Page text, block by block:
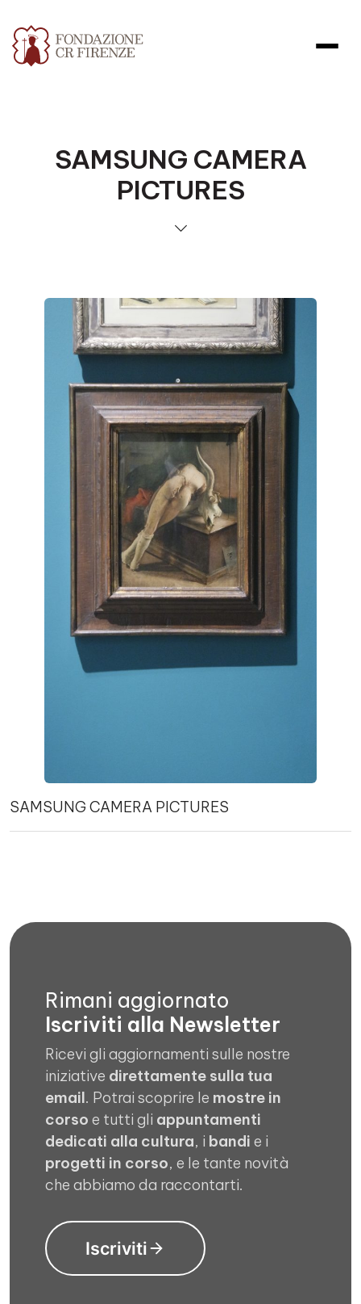
SAMSUNG CAMERA
PICTURES
SAMSUNG CAMERA PICTURES
Rimani aggiornato
Iscriviti alla Newsletter
Ricevi gli aggiornamenti sulle nostre
iniziative direttamente sulla tua
email. Potrai scoprire le mostre in
corso e tutti gli appuntamenti
dedicati alla cultura, i bandi e i
progetti in corso, e le tante novità
che abbiamo da raccontarti.
Iscriviti